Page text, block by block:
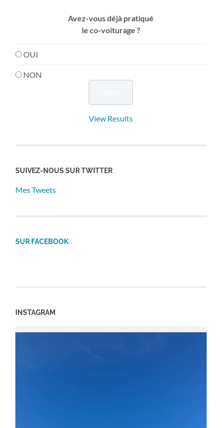
Avez-vous déjà pratiqué
le co-voiturage ?
OUI
NON
View Results
SUIVEZ-NOUS SUR TWITTER
Mes Tweets
SUR FACEBOOK
INSTAGRAM